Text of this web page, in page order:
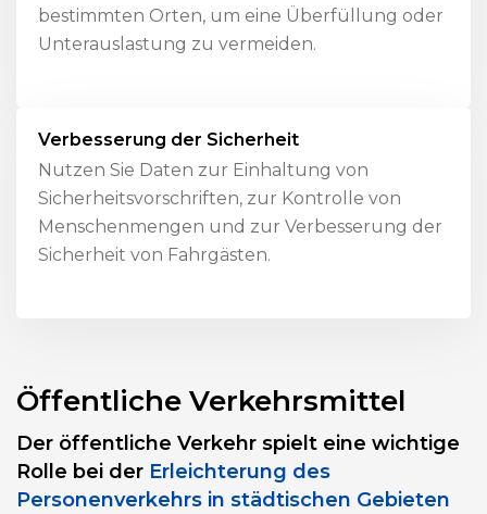
bestimmten Orten, um eine Überfüllung oder
Unterauslastung zu vermeiden.
Verbesserung der Sicherheit
Nutzen Sie Daten zur Einhaltung von
Sicherheitsvorschriften, zur Kontrolle von
Menschenmengen und zur Verbesserung der
Sicherheit von Fahrgästen.
Öffentliche Verkehrsmittel
Der öffentliche Verkehr spielt eine wichtige
Rolle bei der Erleichterung des
Personenverkehrs in städtischen Gebieten